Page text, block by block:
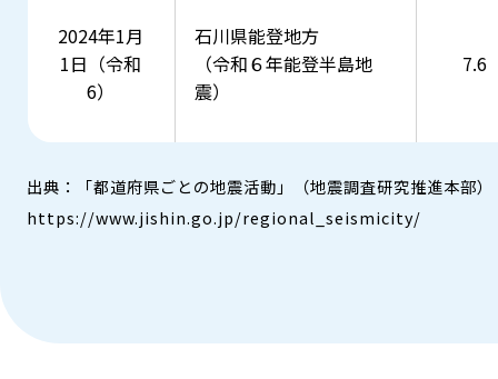
2024年1月
1日（令和
6）
石川県能登地方
（令和６年能登半島地
震）
7.6
出典：「都道府県ごとの地震活動」（地震調査研究推進本部）​
https://www.jishin.go.jp/regional_seismicity/